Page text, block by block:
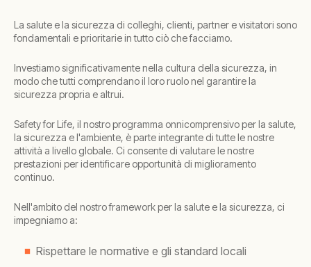
La salute e la sicurezza di colleghi, clienti, partner e visitatori sono
fondamentali e prioritarie in tutto ciò che facciamo.
Investiamo significativamente nella cultura della sicurezza, in
modo che tutti comprendano il loro ruolo nel garantire la
sicurezza propria e altrui.
Safety for Life, il nostro programma onnicomprensivo per la salute,
la sicurezza e l'ambiente, è parte integrante di tutte le nostre
attività a livello globale. Ci consente di valutare le nostre
prestazioni per identificare opportunità di miglioramento
continuo.
Nell'ambito del nostro framework per la salute e la sicurezza, ci
impegniamo a:
Rispettare le normative e gli standard locali